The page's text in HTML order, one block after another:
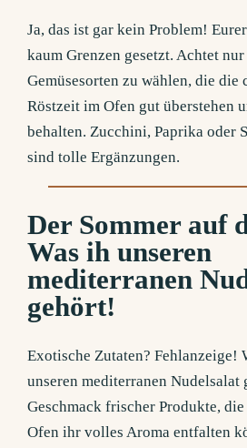
Ja, das ist gar kein Problem!
kaum Grenzen gesetzt. Achtet
Gemüsesorten zu wählen, die die
Röstzeit im Ofen gut überstehen
behalten. Zucchini, Paprika oder
sind tolle Ergänzungen.
Der Sommer auf
Was ih unseren
mediterranen
gehört!
Exotische Zutaten? Fehlanzeige!
unseren mediterranen Nudelsalat
Geschmack frischer Produkte,
Ofen ihr volles Aroma entfalten